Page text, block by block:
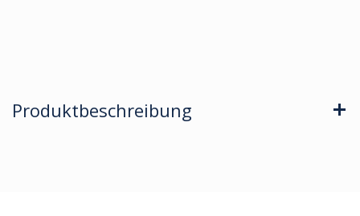
Produktbeschreibung